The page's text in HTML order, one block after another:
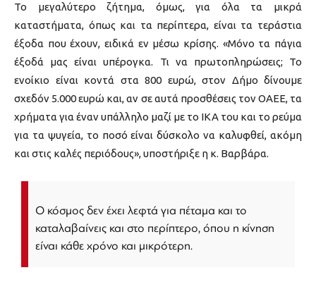
Το μεγαλύτερο ζήτημα, όμως, για όλα τα μικρά
καταστήματα, όπως και τα περίπτερα, είναι τα τεράστια
έξοδα που έχουν, ειδικά εν μέσω κρίσης. «Μόνο τα πάγια
έξοδά μας είναι υπέρογκα. Τι να πρωτοπληρώσεις; Το
ενοίκιο είναι κοντά στα 800 ευρώ, στον Δήμο δίνουμε
σχεδόν 5.000 ευρώ και, αν σε αυτά προσθέσεις τον ΟΑΕΕ, τα
χρήματα για έναν υπάλληλο μαζί με το ΙΚΑ του και το ρεύμα
για τα ψυγεία, το ποσό είναι δύσκολο να καλυφθεί, ακόμη
και στις καλές περιόδους», υποστήριξε η κ. Βαρβάρα.
Ο κόσμος δεν έχει λεφτά για πέταμα και το
καταλαβαίνεις και στο περίπτερο, όπου η κίνηση
είναι κάθε χρόνο και μικρότερη.